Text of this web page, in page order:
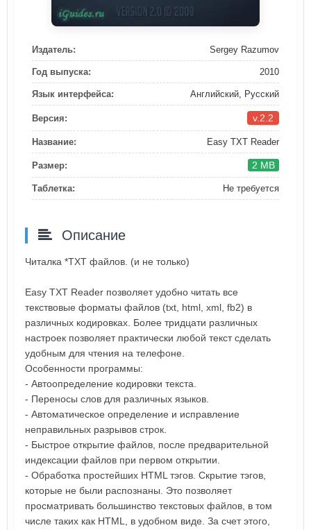
Издатель: Sergey Razumov
Год выпуска: 2010
Язык интерфейса: Английский, Русский
Версия: v.2.2
Название: Easy TXT Reader
Размер: 2 MB
Таблетка: Не требуется
Описание
Читалка *TXT файлов. (и не только)
Easy TXT Reader позволяет удобно читать все
текствовые форматы файлов (txt, html, xml, fb2) в
различных кодировках. Более тридцати различных
настроек позволяет практически любой текст сделать
удобным для чтения на телефоне.
Особенности программы:
- Автоопределение кодировки текста.
- Переносы слов для различных языков.
- Автоматическое определение и исправление
неправильных разрывов строк.
- Быстрое открытие файлов, после предварительной
индексации файлов при первом открытии.
- Обработка простейших HTML тэгов. Скрытие тэгов,
которые не были распознаны. Это позволяет
просматривать большинство текстовых файлов, в том
числе таких как HTML, в удобном виде. За счет этого,